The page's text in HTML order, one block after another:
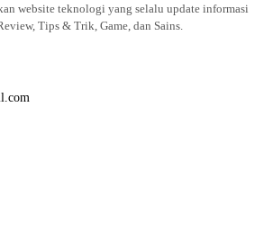
website teknologi yang selalu update informasi
Tips & Trik, Game, dan Sains.